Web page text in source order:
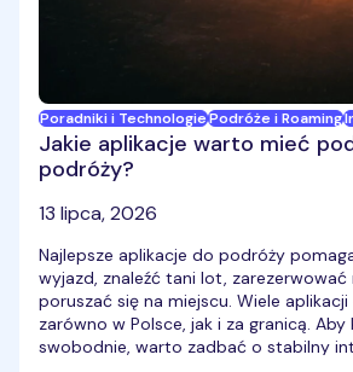
Poradniki i TechnologiePodróże i Roaming
Jakie aplikacje warto mieć
podróży?
13 lipca, 2026
Najlepsze aplikacje do podróży
wyjazd, znaleźć tani lot, zarezerwować
poruszać się na miejscu. Wiele aplikacji
zarówno w Polsce, jak i za granicą.
swobodnie, warto zadbać o stabilny